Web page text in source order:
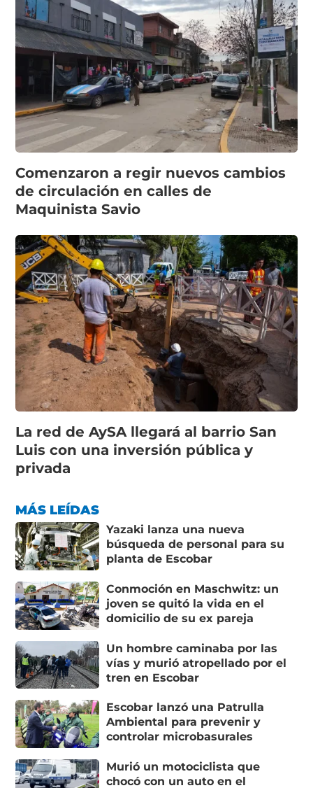
Comenzaron a regir nuevos cambios
de circulación en calles de
Maquinista Savio
La red de AySA llegará al barrio San
Luis con una inversión pública y
privada
MÁS LEÍDAS
Yazaki lanza una nueva
búsqueda de personal para su
planta de Escobar
Conmoción en Maschwitz: un
joven se quitó la vida en el
domicilio de su ex pareja
Un hombre caminaba por las
vías y murió atropellado por el
tren en Escobar
Escobar lanzó una Patrulla
Ambiental para prevenir y
controlar microbasurales
Murió un motociclista que
chocó con un auto en el